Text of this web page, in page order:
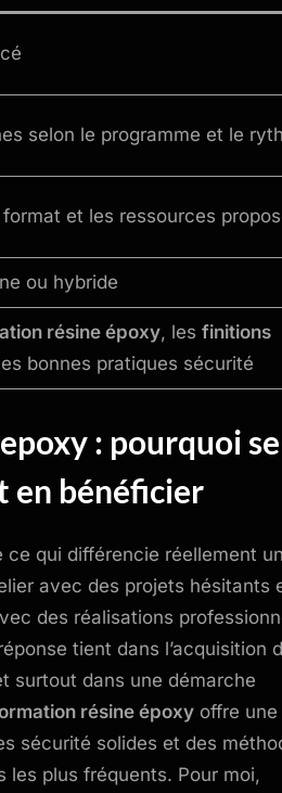
selon le programme et le
et les ressources
ou hybride
résine époxy, les finitions
bonnes pratiques sécurité
: pourquoi se
en bénéficier
qui différencie réellement
avec des projets hésitants
des réalisations
tient dans l’acquisition
surtout dans une démarche
résine époxy offre une
sécurité solides et des
plus fréquents. Pour moi,